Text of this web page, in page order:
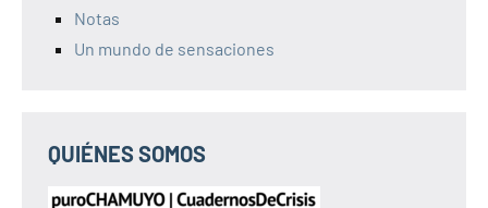
Notas
Un mundo de sensaciones
QUIÉNES SOMOS